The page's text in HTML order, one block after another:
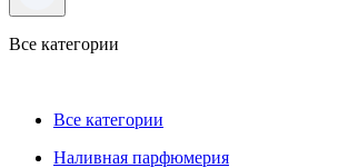
Все категории
Все категории
Наливная парфюмерия